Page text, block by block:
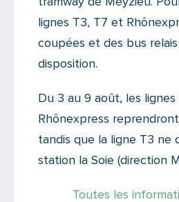
lignes T3, T7 et
coupées et des bus
disposition.
Du 3 au 9 août, les
Rhônexpress
tandis que la ligne T3 ne
station la Soie (direction
Toutes les